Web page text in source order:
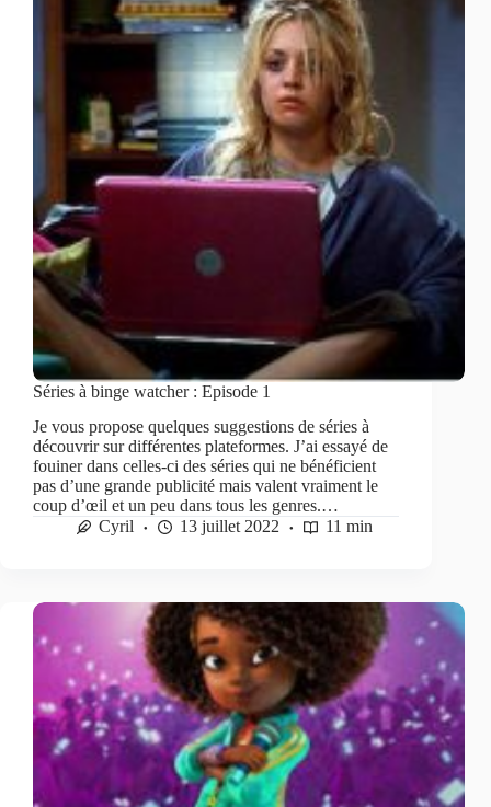
Séries à binge watcher : Episode 1
Je vous propose quelques suggestions de séries à
découvrir sur différentes plateformes. J’ai essayé de
fouiner dans celles-ci des séries qui ne bénéficient
pas d’une grande publicité mais valent vraiment le
coup d’œil et un peu dans tous les genres.…
Cyril
13 juillet 2022 11 min